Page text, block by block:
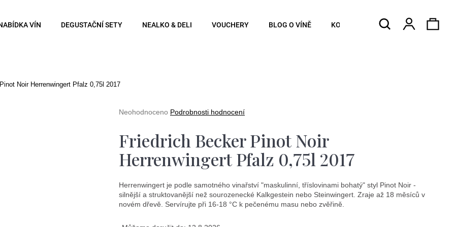
VÍN DEGUSTAČNÍ SETY NEALKO & DELI VOUCHERY BLOG O VÍNĚ KONTAKTY Hledat
Noir Herrenwingert Pfalz 0,75l 2017
Průměrné
je
0,0
z
5
Neohodnoceno Podrobnosti hodnocení
Friedrich Becker Pinot Noir
Herrenwingert Pfalz 0,75l 2017
Herrenwingert je podle samotného vinařství "maskulinní, tříslovinami bohatý" styl Pinot Noir -
silnější a struktovanější než sourozenecké Kalkgestein nebo Steinwingert. Zraje až 18 měsíců v
novém dřevě. Servírujte při 16-18 °C k pečenému masu nebo zvěřině.